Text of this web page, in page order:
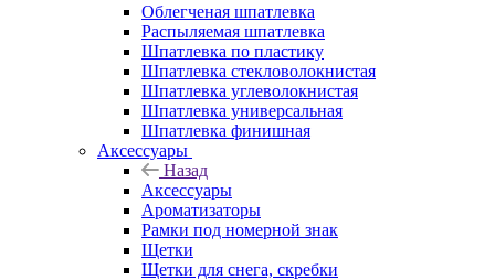
Облегченая шпатлевка
Распыляемая шпатлевка
Шпатлевка по пластику
Шпатлевка стекловолокнистая
Шпатлевка углеволокнистая
Шпатлевка универсальная
Шпатлевка финишная
Аксессуары
Назад
Аксессуары
Ароматизаторы
Рамки под номерной знак
Щетки
Щетки для снега, скребки